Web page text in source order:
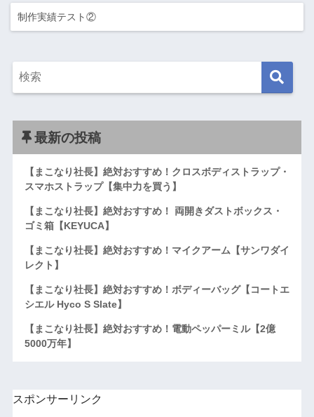
制作実績テスト②
最新の投稿
【まこなり社長】絶対おすすめ！クロスボディストラップ・
スマホストラップ【集中力を買う】
【まこなり社長】絶対おすすめ！ 両開きダストボックス・
ゴミ箱【KEYUCA】
【まこなり社長】絶対おすすめ！マイクアーム【サンワダイ
レクト】
【まこなり社長】絶対おすすめ！ボディーバッグ【コートエ
シエル Hyco S Slate】
【まこなり社長】絶対おすすめ！電動ペッパーミル【2億
5000万年】
スポンサーリンク